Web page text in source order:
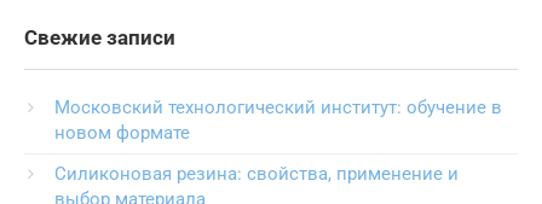
Свежие записи
Московский технологический институт: обучение в
новом формате
Силиконовая резина: свойства, применение и
выбор материала